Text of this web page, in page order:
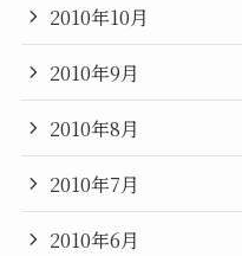
2010年10月
2010年9月
2010年8月
2010年7月
2010年6月